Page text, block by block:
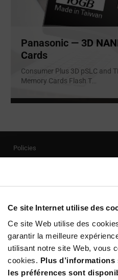
Ce site Internet utilise des
Ce site Web utilise des
garantir la meilleure
utilisant notre site Web, vous
cookies. Plus
les préférences sont
Panasonic — 3D
Cards
Consumer Plus 3D pSLC and
Memory Cards Flash T...
Policies
Customer Care
Stay Connected!
SUBSCRIBE TO OUR
Be at the Forefront of New
subscribe